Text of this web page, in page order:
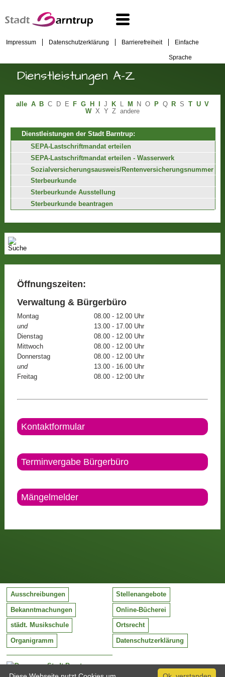
Impressum Datenschutzerklärung Barrierefreiheit Einfache
Sprache
Dienstleistungen A-Z
alle A B C D E F G H J K L M N O P Q R S T U V
W X Y Z andere
Dienstleistungen der Stadt Barntrup:
SEPA-Lastschriftmandat erteilen
SEPA-Lastschriftmandat erteilen - Wasserwerk
Sozialversicherungsausweis/Rentenversicherungsnummer
Sterbeurkunde
Sterbeurkunde Ausstellung
Sterbeurkunde beantragen
Öffnungszeiten:
Verwaltung & Bürgerbüro
Montag
08.00 - 12.00 Uhr
und
13.00 - 17.00 Uhr
Dienstag
08.00 - 12.00 Uhr
Mittwoch
08.00 - 12.00 Uhr
Donnerstag
08.00 - 12.00 Uhr
und
13.00 - 16.00 Uhr
Freitag
08.00 - 12:00 Uhr
Kontaktformular
Terminvergabe Bürgerbüro
Mängelmelder
Stadt Barntrup
Mittelstraße 38
Ausschreibungen Stellenangebote
Bekanntmachungen Online-Bücherei
städt. Musikschule Ortsrecht
Organigramm Datenschutzerklärung